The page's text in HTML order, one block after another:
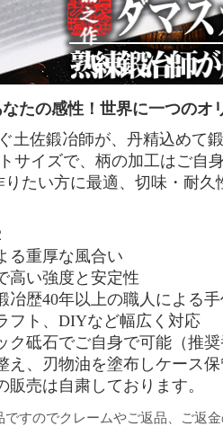
たの感性！世界に一つのオ
土佐鍛冶師が、丹精込めて
サイズで、柄の加工はご自
たい方に最適、切味・耐久
る重厚な風合い
高い強度と安定性
冶歴40年以上の職人による手
フト、DIYなど幅広く対応
砥石でご自身で可能（推奨
え、刃物油を塗布しケース保
売は自粛しております。
すのでクレームやご返品、ご返